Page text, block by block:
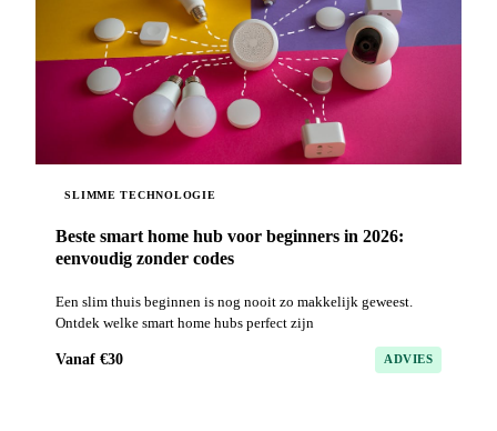
SLIMME TECHNOLOGIE
Beste smart home hub voor beginners in 2026:
eenvoudig zonder codes
Een slim thuis beginnen is nog nooit zo makkelijk geweest.
Ontdek welke smart home hubs perfect zijn
Vanaf €30 ADVIES